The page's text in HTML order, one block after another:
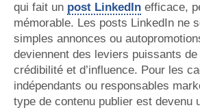
qui fait un post LinkedIn efficace,
mémorable. Les posts LinkedIn ne
simples annonces ou
deviennent des leviers puissants
crédibilité et d’influence. Pour les
indépendants ou responsables
type de contenu publier est devenu